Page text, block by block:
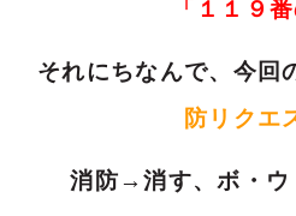
「１１９
それにちなんで、今回
防リクエ
消防→消す、ボ・ウ